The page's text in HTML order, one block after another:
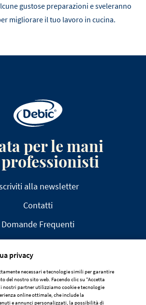
gustose preparazioni e sveleranno
migliorare il tuo lavoro in cucina.
per le mani
alla newsletter
Contatti
Domande Frequenti
AVVISO LEGALE
DICHIARAZIONE SULLA PRIVACY
privacy
necessari e tecnologie simili per garantire
del nostro sito web. Facendo clic su “Accetta
nostri partner utilizziamo cookie e tecnologie
online ottimale, che include la
e annunci personalizzati, la possibilità di